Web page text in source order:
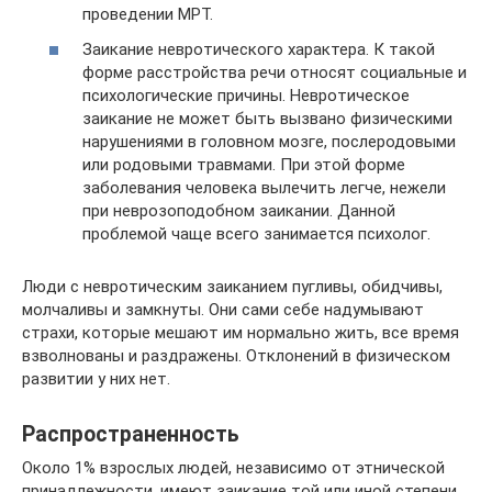
проведении МРТ.
Заикание невротического характера. К такой
форме расстройства речи относят социальные и
психологические причины. Невротическое
заикание не может быть вызвано физическими
нарушениями в головном мозге, послеродовыми
или родовыми травмами. При этой форме
заболевания человека вылечить легче, нежели
при неврозоподобном заикании. Данной
проблемой чаще всего занимается психолог.
Люди с невротическим заиканием пугливы, обидчивы,
молчаливы и замкнуты. Они сами себе надумывают
страхи, которые мешают им нормально жить, все время
взволнованы и раздражены. Отклонений в физическом
развитии у них нет.
Распространенность
Около 1% взрослых людей, независимо от этнической